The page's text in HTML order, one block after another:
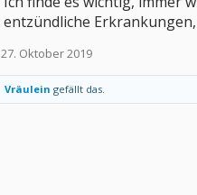
entzündliche
27. Oktober 2019
Vräulein gefällt das.